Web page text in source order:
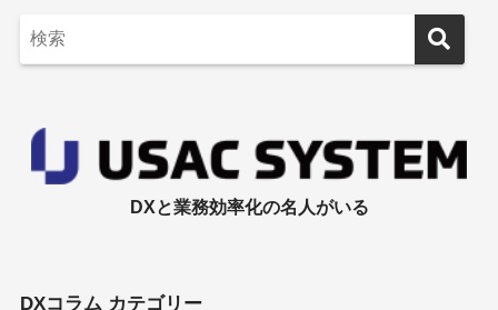
DXと業務効率化の名人がいる
DXコラム カテゴリー